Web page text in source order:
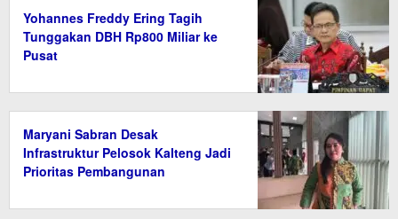
Yohannes Freddy Ering Tagih
Tunggakan DBH Rp800 Miliar ke
Pusat
Maryani Sabran Desak
Infrastruktur Pelosok Kalteng Jadi
Prioritas Pembangunan